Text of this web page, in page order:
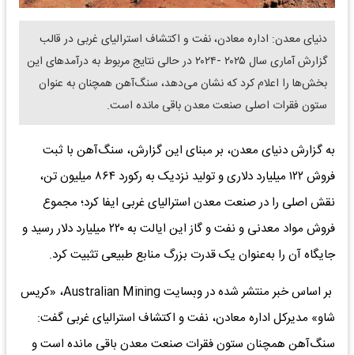
دنیای معدن: اداره معادن، نفت و اکتشاف استرالیای غربی در قالب
گزارش آماری سال ۲۰۲۵ -۲۰۲۴ در حالی نتایج مربوط به درآمدهای این
بخش‌ها را اعلام کرد که نشان می‌دهد، سنگ‌آهن همچنان به عنوان
ستون فقرات اصلی صنعت معدن باقی مانده است.
به گزارش دنیای معدن، بر مبنای این گزارش، سنگ‌آهن با ثبت
فروش ۱۲۲ میلیارد دلاری و تولید نزدیک به رکورد ۸۶۴ میلیون تن،
نقش اصلی را در صنعت معدن استرالیای غربی ایفا کرد؛ مجموع
فروش مواد معدنی و نفت و گاز این ایالت به ۲۲۰ میلیارد دلار رسید و
جایگاه آن را به‌عنوان یک قدرت بزرگ منابع طبیعی تثبیت کرد.
بر اساس خبر منتشر شده در وبسایت Australian Mining، «کریس
شاو» مدیرکل اداره معادن، نفت و اکتشاف استرالیای غربی گفت:
سنگ‌آهن همچنان ستون فقرات صنعت معدن باقی مانده است و